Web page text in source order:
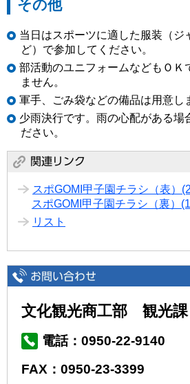
その他
当日はスポーツに適した服装（ジ
ど）で参加してください。
部活動のユニフォームなどもＯＫ
ません。
軍手、ごみ袋などの備品は用意し
少雨決行です。雨の心配がある場
ださい。
スポGOMI甲子園チラシ（表）
スポGOMI甲子園チラシ（裏）
リスト
文化観光商工部 観光課
電話：0950-22-9140
FAX：0950-23-3399